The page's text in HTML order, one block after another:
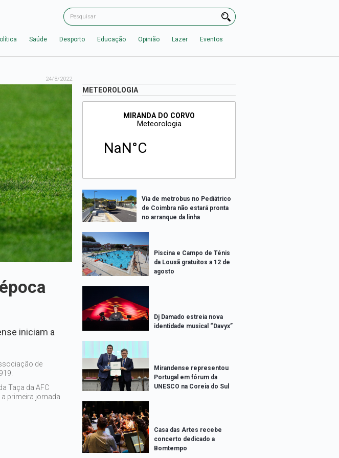
Saúde Desporto Educação Opinião Lazer Eventos
24/8/2022
iniciam a
de
Taça da AFC
primeira jornada
METEOROLOGIA
Via de metrobus no Pediátrico
de Coimbra não estará pronta
no arranque da linha
Piscina e Campo de Ténis
da Lousã gratuitos a 12 de
agosto
Dj Damado estreia nova
identidade musical “Davyx”
Mirandense representou
Portugal em fórum da
UNESCO na Coreia do Sul
Casa das Artes recebe
concerto dedicado a
Bomtempo